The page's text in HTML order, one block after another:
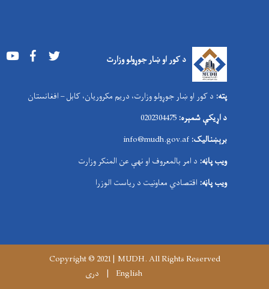
د کور او ښار جوړولو وزارت Youtube Facebook
پته: د کور او ښار جوړولو وزارت، دریم مکروریان، کابل – افغانستان
د اړیکې شمېره:
برېښنالیک:
info@mudh.gov.af
ویب پاڼه: د امر بالمعروف او نهې عن المنکر وزارت
ویب پاڼه: اقتصادي معاونیت د ریاست الوزرا
Copyright © 2021 | MUDH. All Rights Reserved
English
دری